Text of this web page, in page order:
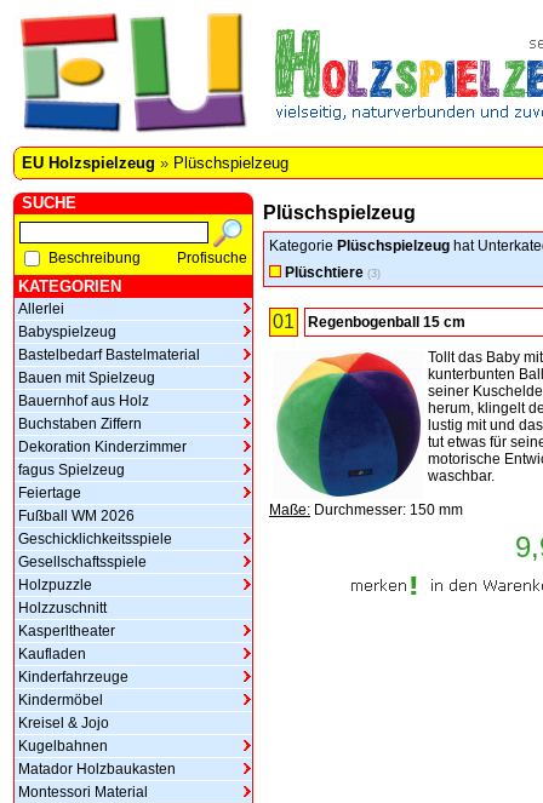
EU Holzspielzeug » Plüschspielzeug
SUCHE
Beschreibung Profisuche
KATEGORIEN
Allerlei
Babyspielzeug
Bastelbedarf Bastelmaterial
Bauen mit Spielzeug
Bauernhof aus Holz
Buchstaben Ziffern
Dekoration Kinderzimmer
fagus Spielzeug
Feiertage
Fußball WM 2026
Geschicklichkeitsspiele
Gesellschaftsspiele
Holzpuzzle
Holzzuschnitt
Kasperltheater
Kaufladen
Kinderfahrzeuge
Kindermöbel
Kreisel & Jojo
Kugelbahnen
Matador Holzbaukasten
Montessori Material
Plüschspielzeug
Kategorie Plüschspielzeug hat
Plüschtiere (3)
01 Regenbogenball 15 cm
Tollt das Baby
kunterbunten
seiner
herum, klingelt
lustig mit und
tut etwas für
motorische
waschbar.
Maße: Durchmesser: 150 mm